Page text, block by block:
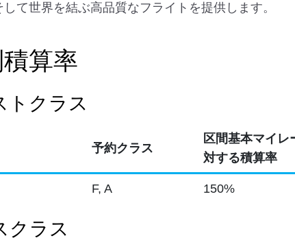
て世界を結ぶ高品質なフライトを提供します。
算率
トクラス
予約クラス
区間基本マイレ
対する積算率
F, A 150%
クラス